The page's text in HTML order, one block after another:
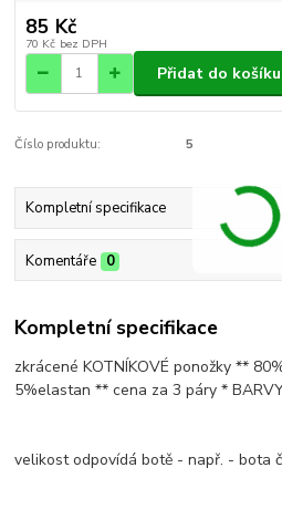
85 Kč
70 Kč bez DPH
Přidat do košíku
Číslo produktu: 5
Kompletní specifikace
Komentáře 0
Kompletní specifikace
zkrácené KOTNÍKOVÉ ponožky **
5%elastan ** cena za 3 páry *
velikost odpovídá botě - např. - bota